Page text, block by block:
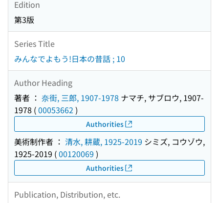
Edition
第3版
Series Title
みんなでよもう!日本の昔話 ; 10
Author Heading
著者 ： 奈街, 三郎, 1907-1978 ナマチ, サブロウ, 1907-
1978 (00053662 )
Authorities
美術制作者 ： 清水, 耕蔵, 1925-2019 シミズ, コウゾウ,
1925-2019 (00120069 )
Authorities
Publication, Distribution, etc.